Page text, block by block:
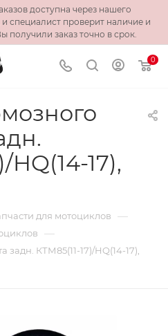
доступна через нашего
специалист проверит наличие и
получили заказ точно в срок.
0
HQ(14-17),
для мотоциклов —
—
задн. КТМ85(11-17)/HQ(14-17),